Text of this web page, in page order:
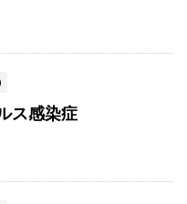
ス感染症